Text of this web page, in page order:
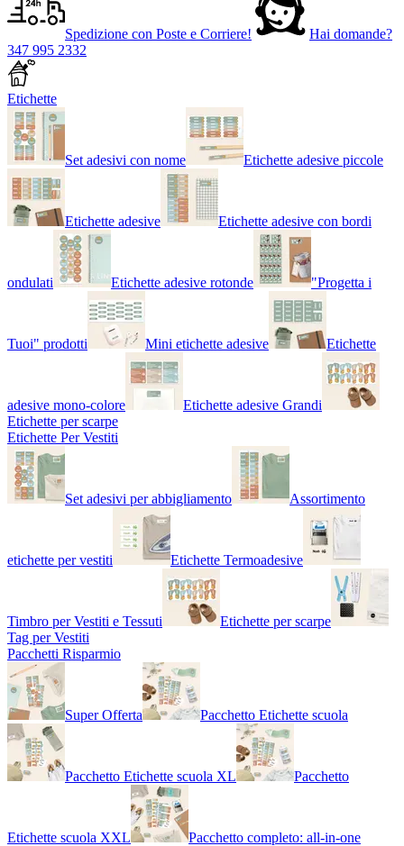
Spedizione con Poste e Corriere!
Hai domande?
347 995 2332
Etichette
Set adesivi con nome Etichette adesive piccole
Etichette adesive Etichette adesive con bordi
ondulati Etichette adesive rotonde "Progetta i
Tuoi" prodotti Mini etichette adesive Etichette
adesive mono-colore
Etichette adesive Grandi
Etichette per scarpe
Etichette Per Vestiti
Set adesivi per abbigliamento Assortimento
etichette per vestiti Etichette Termoadesive
Timbro per Vestiti e Tessuti
Etichette per scarpe
Tag per Vestiti
Pacchetti Risparmio
Super Offerta Pacchetto Etichette scuola
Pacchetto Etichette scuola XL Pacchetto
Etichette scuola XXL Pacchetto completo: all-in-one